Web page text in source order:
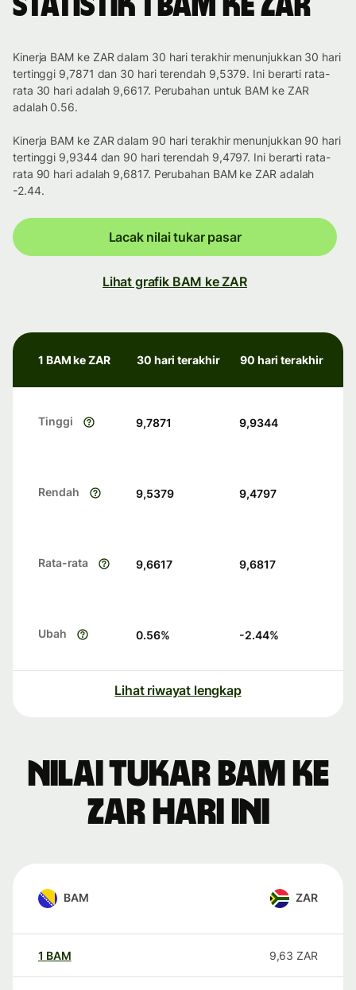
Statistik 1 BAM ke ZAR
Kinerja BAM ke ZAR dalam 30 hari terakhir menunjukkan 30 hari
tertinggi 9,7871 dan 30 hari terendah 9,5379. Ini berarti rata-
rata 30 hari adalah 9,6617. Perubahan untuk BAM ke ZAR
adalah 0.56.
Kinerja BAM ke ZAR dalam 90 hari terakhir menunjukkan 90 hari
tertinggi 9,9344 dan 90 hari terendah 9,4797. Ini berarti rata-
rata 90 hari adalah 9,6817. Perubahan BAM ke ZAR adalah
-2.44.
Lacak nilai tukar pasar
Lihat grafik BAM ke ZAR
1 BAM ke ZAR 30 hari terakhir 90 hari terakhir
Tinggi 9,7871 9,9344
Rendah 9,5379 9,4797
Rata-rata 9,6617 9,6817
Ubah 0.56% -2.44%
Lihat riwayat lengkap
Nilai tukar BAM ke
ZAR hari ini
BAM ZAR
1 BAM 9,63 ZAR